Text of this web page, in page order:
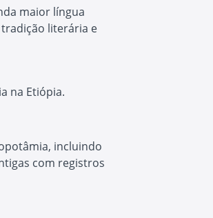
maior língua
literária e
na Etiópia.
incluindo
com registros